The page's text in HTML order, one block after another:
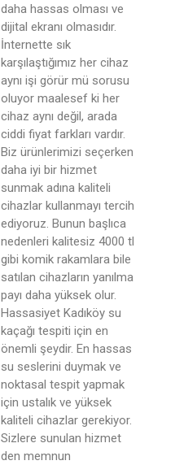
daha hassas olması ve
dijital ekranı olmasıdır.
İnternette sık
karşılaştığımız her cihaz
aynı işi görür mü sorusu
oluyor maalesef ki her
cihaz aynı değil, arada
ciddi fiyat farkları vardır.
Biz ürünlerimizi seçerken
daha iyi bir hizmet
sunmak adına kaliteli
cihazlar kullanmayı tercih
ediyoruz. Bunun başlıca
nedenleri kalitesiz 4000 tl
gibi komik rakamlara bile
satılan cihazların yanılma
payı daha yüksek olur.
Hassasiyet Kadıköy su
kaçağı tespiti için en
önemli şeydir. En hassas
su seslerini duymak ve
noktasal tespit yapmak
için ustalık ve yüksek
kaliteli cihazlar gerekiyor.
Sizlere sunulan hizmet
den memnun